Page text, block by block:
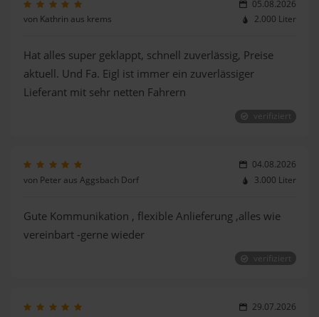
05.08.2026
von Kathrin aus krems
2.000 Liter
Hat alles super geklappt, schnell zuverlässig, Preise
aktuell. Und Fa. Eigl ist immer ein zuverlässiger
Lieferant mit sehr netten Fahrern
verifiziert
04.08.2026
von Peter aus Aggsbach Dorf
3.000 Liter
Gute Kommunikation , flexible Anlieferung ,alles wie
vereinbart -gerne wieder
verifiziert
29.07.2026